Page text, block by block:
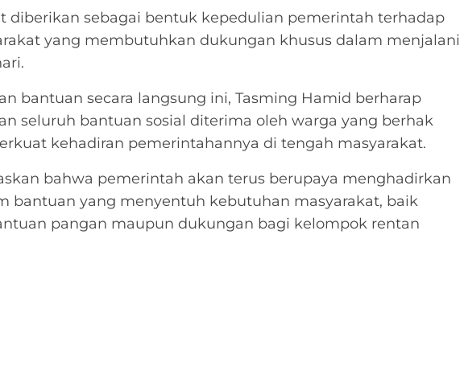
diberikan sebagai bentuk kepedulian pemerintah terhadap
yang membutuhkan dukungan khusus dalam menjalani
bantuan secara langsung ini, Tasming Hamid berharap
seluruh bantuan sosial diterima oleh warga yang berhak
kehadiran pemerintahannya di tengah masyarakat.
bahwa pemerintah akan terus berupaya menghadirkan
bantuan yang menyentuh kebutuhan masyarakat, baik
pangan maupun dukungan bagi kelompok rentan